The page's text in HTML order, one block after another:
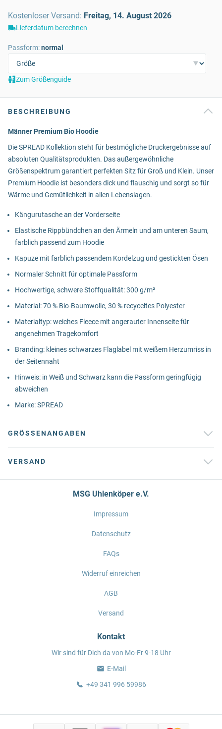
Kostenloser Versand: Freitag, 14. August 2026
Lieferdatum berechnen
Passform:normal
Zum Größenguide
BESCHREIBUNG
Männer Premium Bio Hoodie
Die SPREAD Kollektion steht für bestmögliche Druckergebnisse auf
absoluten Qualitätsprodukten. Das außergewöhnliche
Größenspektrum garantiert perfekten Sitz für Groß und Klein. Unser
Premium Hoodie ist besonders dick und flauschig und sorgt so für
Wärme und Gemütlichkeit in allen Lebenslagen.
Kängurutasche an der Vorderseite
Elastische Rippbündchen an den Ärmeln und am unteren Saum,
farblich passend zum Hoodie
Kapuze mit farblich passendem Kordelzug und gestickten Ösen
Normaler Schnitt für optimale Passform
Hochwertige, schwere Stoffqualität: 300 g/m²
Material: 70 % Bio-Baumwolle, 30 % recyceltes Polyester
Materialtyp: weiches Fleece mit angerauter Innenseite für
angenehmen Tragekomfort
Branding: kleines schwarzes Flaglabel mit weißem Herzumriss in
der Seitennaht
Hinweis: in Weiß und Schwarz kann die Passform geringfügig
abweichen
Marke: SPREAD
GRÖSSENANGABEN
VERSAND
MSG Uhlenköper e.V.
Impressum
Datenschutz
FAQs
Widerruf einreichen
AGB
Versand
Kontakt
Wir sind für Dich da von Mo-Fr 9-18 Uhr
E-Mail
+49 341 996 59986